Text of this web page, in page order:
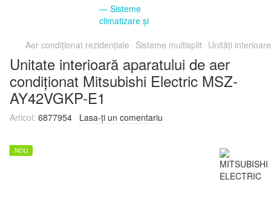
Aer condiționat rezidențiale Sisteme multisplit Unități interioare
Unitate interioară aparatului de aer
condiționat Mitsubishi Electric MSZ-
AY42VGKP-E1
Articol: 6877954 Lasa-ți un comentariu
NOU